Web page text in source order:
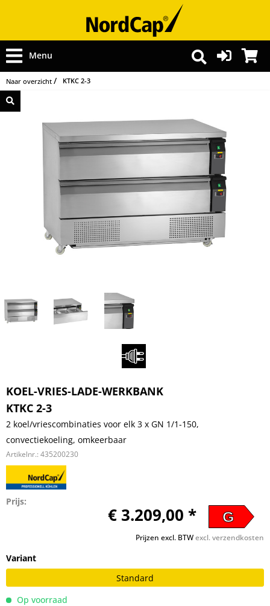
Menu
Naar overzicht KTKC 2-3
KOEL-VRIES-LADE-WERKBANK
KTKC 2-3
2 koel/vriescombinaties voor elk 3 x GN 1/1-150,
convectiekoeling, omkeerbaar
Artikelnr.: 435200230
Prijs:
€ 3.209,00 * G
Prijzen excl. BTWexcl. verzendkosten
Variant
Standard
Op voorraad